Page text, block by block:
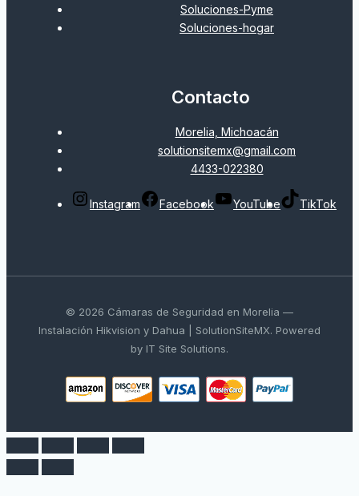
Soluciones-Pyme
Soluciones-hogar
Contacto
Morelia, Michoacán
solutionsitemx@gmail.com
4433-022380
Instagram Facebook YouTube TikTok
© 2026 Cámaras de Seguridad en Morelia —
Instalación Hikvision y Dahua | SolutionSiteMX. Powered
by IT Site Solutions.